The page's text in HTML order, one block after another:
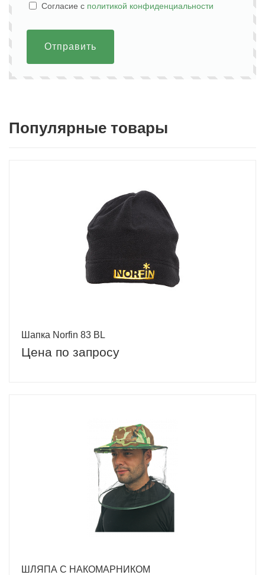
Cогласие с политикой конфиденциальности
Отправить
Популярные товары
Шапка Norfin 83 BL
Цена по запросу
ШЛЯПА С НАКОМАРНИКОМ